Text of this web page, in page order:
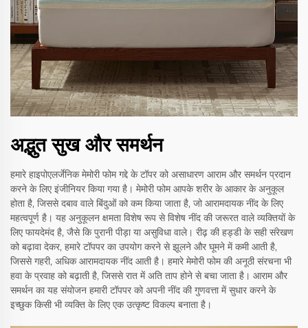
अद्भुत सुख और समर्थन
हमारे हाइपोएलर्जेनिक मेमोरी फोम गद्दे के टॉपर को असाधारण आराम और समर्थन प्रदान
करने के लिए इंजीनियर किया गया है। मेमोरी फोम आपके शरीर के आकार के अनुकूल
होता है, जिससे दबाव वाले बिंदुओं को कम किया जाता है, जो आरामदायक नींद के लिए
महत्वपूर्ण है। यह अनुकूलन क्षमता विशेष रूप से विशेष नींद की जरूरत वाले व्यक्तियों के
लिए फायदेमंद है, जैसे कि पुरानी पीड़ा या असुविधा वाले। रीढ़ की हड्डी के सही संरेखण
को बढ़ावा देकर, हमारे टॉपपर का उपयोग करने से झूलने और घूमने में कमी आती है,
जिससे गहरी, अधिक आरामदायक नींद आती है। हमारे मेमोरी फोम की अनूठी संरचना भी
हवा के प्रवाह को बढ़ाती है, जिससे रात में अति ताप होने से बचा जाता है। आराम और
समर्थन का यह संयोजन हमारी टॉपपर को अपनी नींद की गुणवत्ता में सुधार करने के
इच्छुक किसी भी व्यक्ति के लिए एक उत्कृष्ट विकल्प बनाता है।